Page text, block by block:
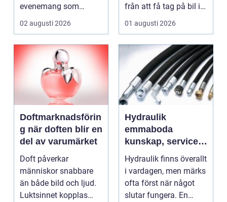
evenemang som
känns trevande och ett
02 augusti 2026
från att få tag på bil i
en storstad. Utb...
01 augusti 2026
Doftmarknadsförin
g när doften blir en
del av varumärket
Doft påverkar
människor snabbare
än både bild och ljud.
Luktsinnet kopplas
Hydraulik
emmaboda
kunskap, service
och rätt lösningar
när du behöver
dem
Hydraulik finns överallt
i vardagen, men märks
ofta först när något
slutar fungera. En